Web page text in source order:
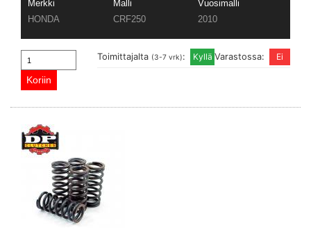
Merkki Malli
Vuosimalli
HONDA
CRF250 2010
Varastossa:
Toimittajalta (3-7 vrk):